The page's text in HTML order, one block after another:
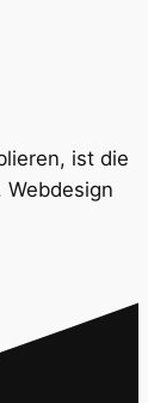
ist die